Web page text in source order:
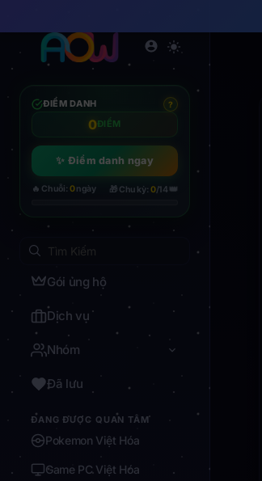
ĐIỂM DANH ?
0ĐIỂM
✨ Điểm danh ngay
🔥 Chuỗi: 0ngày 🎁 Chu kỳ:0/14 👑
Gói ủng hộ
Dịch vụ
Nhóm
Đã lưu
ĐANG ĐƯỢC QUAN TÂM
Pokemon Việt Hóa
Game PC Việt Hóa